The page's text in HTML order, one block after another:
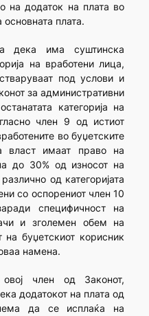
на додаток на плата во
плата.
дека има суштинска
на вработени лица,
под услови и
за административни
категорија на
член 9 од истиот
во буџетските
власт имаат право на
до 30% од износот на
од категоријата
со оспорениот член 10
специфичност на
и зголемен обем на
на буџетскиот корисник
намена.
член од Законот,
додатокот на плата од
да се исплаќа на